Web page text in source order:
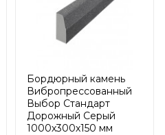
Бордюрный камень
Вибропрессованный
Выбор Стандарт
Дорожный Серый
1000х300х150 мм